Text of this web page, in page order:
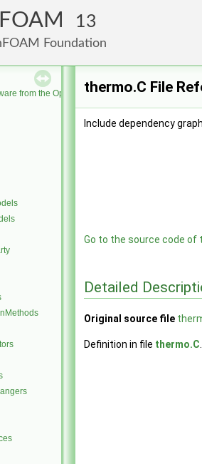
13
Foundation
from the OpenFOAM Foundation
thermo.C File
Include dependency
Go to the source code of
Detailed
Original source file
Definition in file thermo.C